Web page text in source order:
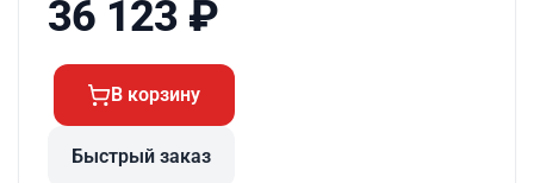
36 123 ₽
В корзину
Быстрый заказ